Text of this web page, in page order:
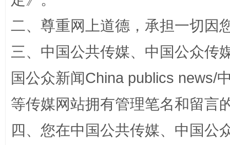
阿坝州三大球赛在茂县开幕 规模
二、尊重网上道德，承担一切因
三、中国公共传媒、中国公众传
国公众新闻China publics news/
等传媒网站拥有管理笔名和留言
四、您在中国公共传媒、中国公